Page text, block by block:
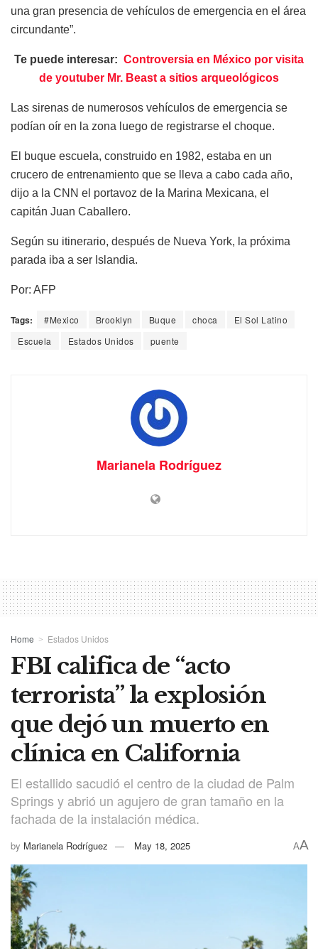
una gran presencia de vehículos de emergencia en el área
circundante”.
Te puede interesar: Controversia en México por visita
de youtuber Mr. Beast a sitios arqueológicos
Las sirenas de numerosos vehículos de emergencia se
podían oír en la zona luego de registrarse el choque.
El buque escuela, construido en 1982, estaba en un
crucero de entrenamiento que se lleva a cabo cada año,
dijo a la CNN el portavoz de la Marina Mexicana, el
capitán Juan Caballero.
Según su itinerario, después de Nueva York, la próxima
parada iba a ser Islandia.
Por: AFP
Tags: #Mexico Brooklyn Buque choca
El Sol Latino
Escuela
Estados Unidos puente
Marianela Rodríguez
Home Estados Unidos
FBI califica de “acto
terrorista” la explosión
que dejó un muerto en
clínica en California
El estallido sacudió el centro de la ciudad de Palm
Springs y abrió un agujero de gran tamaño en la
fachada de la instalación médica.
by Marianela Rodríguez May 18, 2025 AA